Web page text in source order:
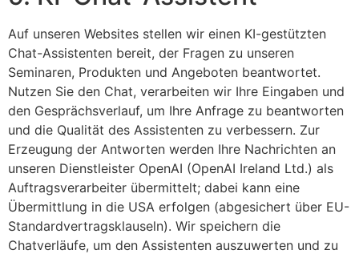
Auf unseren Websites stellen wir einen KI-gestützten
Chat-Assistenten bereit, der Fragen zu unseren
Seminaren, Produkten und Angeboten beantwortet.
Nutzen Sie den Chat, verarbeiten wir Ihre Eingaben und
den Gesprächsverlauf, um Ihre Anfrage zu beantworten
und die Qualität des Assistenten zu verbessern. Zur
Erzeugung der Antworten werden Ihre Nachrichten an
unseren Dienstleister OpenAI (OpenAI Ireland Ltd.) als
Auftragsverarbeiter übermittelt; dabei kann eine
Übermittlung in die USA erfolgen (abgesichert über EU-
Standardvertragsklauseln). Wir speichern die
Chatverläufe, um den Assistenten auszuwerten und zu